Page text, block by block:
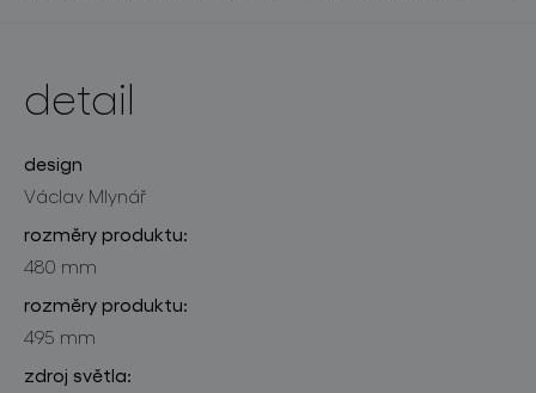
detail
design
Václav Mlynář
rozměry produktu:
480 mm
rozměry produktu:
495 mm
zdroj světla: